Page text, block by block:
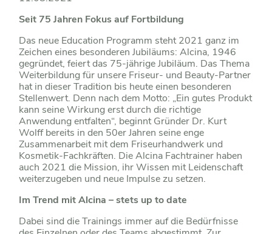
Seit 75 Jahren Fokus auf Fortbildung
Das neue Education Programm steht 2021 ganz im
Zeichen eines besonderen Jubiläums: Alcina, 1946
gegründet, feiert das 75-jährige Jubiläum. Das Thema
Weiterbildung für unsere Friseur- und Beauty-Partner
hat in dieser Tradition bis heute einen besonderen
Stellenwert. Denn nach dem Motto: „Ein gutes Produkt
kann seine Wirkung erst durch die richtige
Anwendung entfalten“, beginnt Gründer Dr. Kurt
Wolff bereits in den 50er Jahren seine enge
Zusammenarbeit mit dem Friseurhandwerk und
Kosmetik-Fachkräften. Die Alcina Fachtrainer haben
auch 2021 die Mission, ihr Wissen mit Leidenschaft
weiterzugeben und neue Impulse zu setzen.
Im Trend mit Alcina – stets up to date
Dabei sind die Trainings immer auf die Bedürfnisse